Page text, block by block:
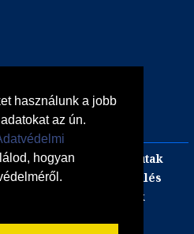
használunk a jobb
az ún.
hogyan
Szilveszteri egzotikus utak
Kombinált üdülés
utak
Luxushotelek